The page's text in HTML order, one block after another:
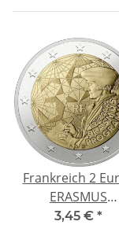
Frankreich 2
ERASMUS
PROGRAMM -
3,45 € *